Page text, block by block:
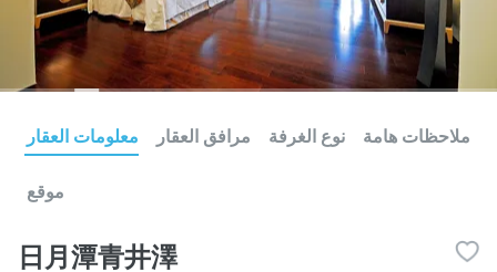
معلومات العقار مرافق العقار نوع الغرفة ملاحظات هامة
موقع
日月潭青井澤